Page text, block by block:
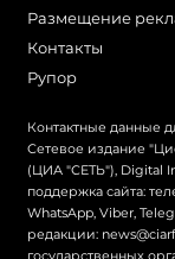
Размещение
Контакты
Рупор
Контактные данные
Сетевое издание
(ЦИА "СЕТЬ"), Digital
поддержка сайта:
WhatsApp, Viber,
редакции: